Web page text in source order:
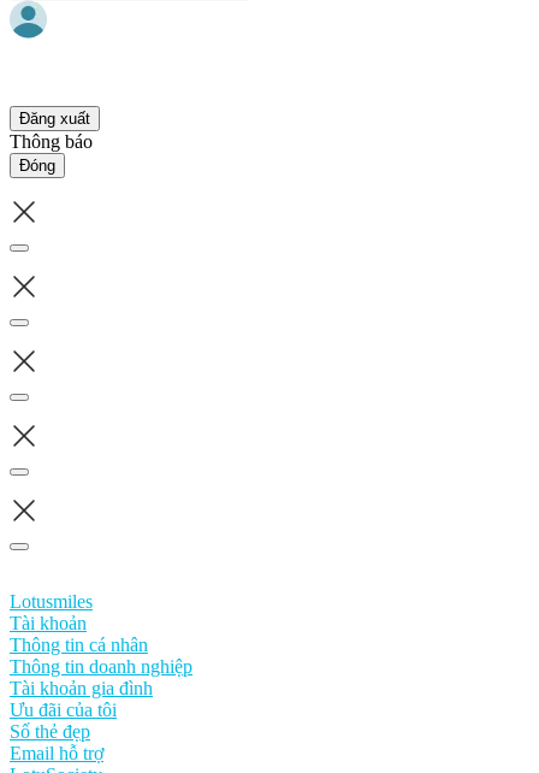
Đăng xuất
Thông báo
Đóng
Lotusmiles
Tài khoản
Thông tin cá nhân
Thông tin doanh nghiệp
Tài khoản gia đình
Ưu đãi của tôi
Số thẻ đẹp
Email hỗ trợ